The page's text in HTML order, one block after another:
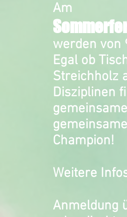
Am
werden von
Egal ob
Streichholz
Disziplinen
Champion!
Weitere
Anmeldung